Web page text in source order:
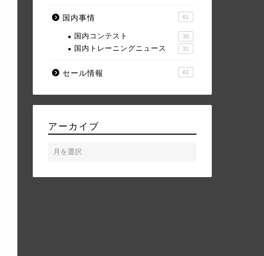
国内事情 61
国内コンテスト 30
国内トレーニングニュース 31
セール情報 61
アーカイブ